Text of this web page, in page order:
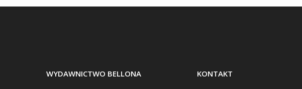
WYDAWNICTWO BELLONA KONTAKT